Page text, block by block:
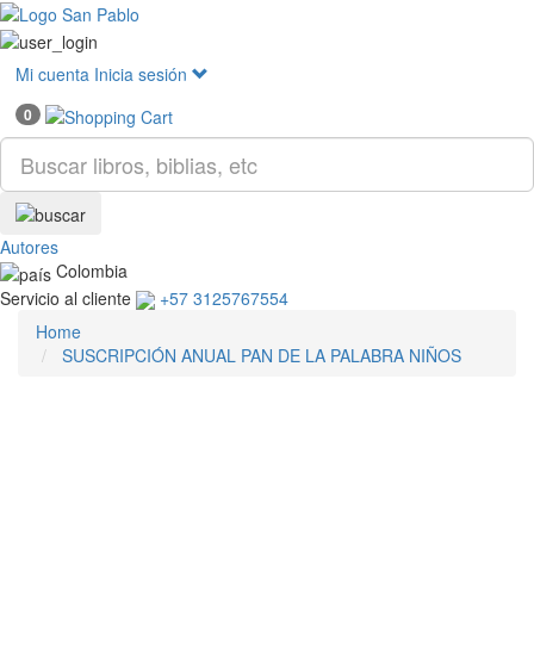
Mi cuenta Inicia sesión
0
Autores
Colombia
Servicio al cliente
+57 3125767554
Home
SUSCRIPCIÓN ANUAL PAN DE LA PALABRA NIÑOS